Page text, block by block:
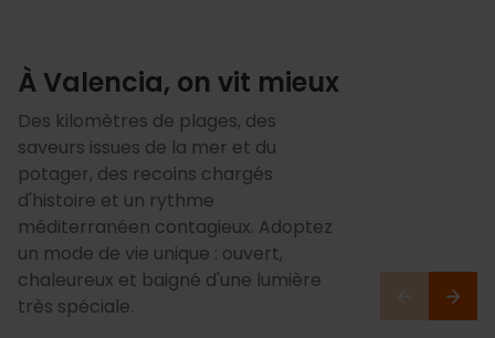
À Valencia, on vit mieux
Des kilomètres de plages, des
saveurs issues de la mer et du
potager, des recoins chargés
d'histoire et un rythme
méditerranéen contagieux. Adoptez
un mode de vie unique : ouvert,
chaleureux et baigné d'une lumière
très spéciale.